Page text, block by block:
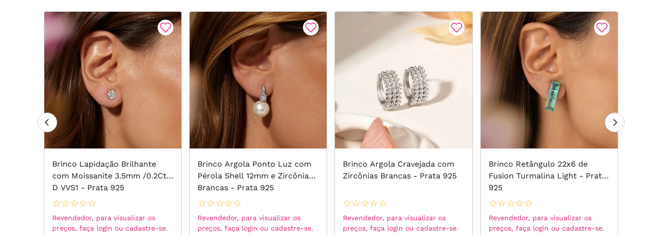
Brinco Lapidação Brilhante
com Moissanite 3.5mm /0.2Ct -
D VVS1 - Prata 925
☆☆☆☆☆
Revendedor, para visualizar os
preços, faça login ou cadastre-se.
Brinco Argola Ponto Luz com
Pérola Shell 12mm e Zircônias
Brancas - Prata 925
☆☆☆☆☆
Revendedor, para visualizar os
preços, faça login ou cadastre-se.
Brinco Argola Cravejada com
Zircônias Brancas - Prata 925
☆☆☆☆☆
Revendedor, para visualizar os
preços, faça login ou cadastre-se.
Brinco Retângulo 22x6 de
Fusion Turmalina Light - Prata
925
☆☆☆☆☆
Revendedor, para visualizar os
preços, faça login ou cadastre-se.